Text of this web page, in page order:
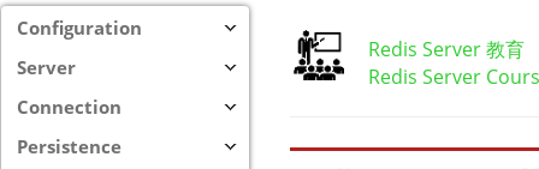
Configuration
Server
Connection
Persistence
Redis Server 教育
Redis Server